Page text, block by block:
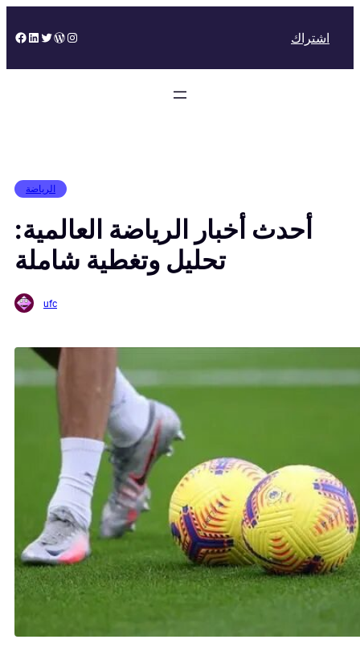
to
Facebook
LinkedIn
Twitter
WordPress
Instagram اشتراك
الرياضة
أحدث أخبار الرياضة العالمية:
تحليل وتغطية شاملة
ufc